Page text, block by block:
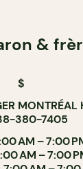
&
$
MONTRÉAL
380-7405
AM – 7:00
AM – 7:00